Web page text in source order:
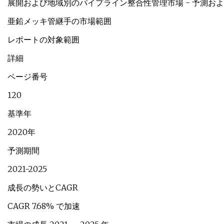
展開および地域別のパイプライン整合性管理市場 - 予測お
亜鉛メッキ管継手の市場範囲
レポートの対象範囲
詳細
ページ番号
120
基準年
2020年
予測期間
2021-2025
成長の勢いとCAGR
CAGR 7.68% で加速